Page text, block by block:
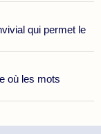
qui permet le
où les mots